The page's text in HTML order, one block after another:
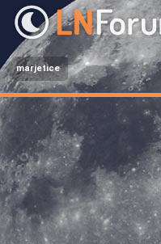
marjetice